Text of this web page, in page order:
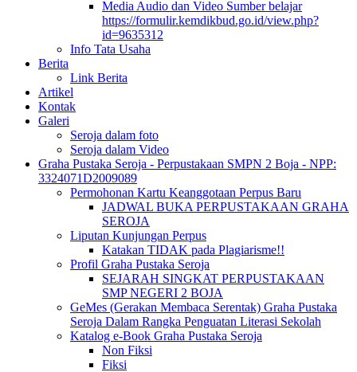
Media Audio dan Video Sumber belajar
https://formulir.kemdikbud.go.id/view.php?
id=9635312
Info Tata Usaha
Berita
Link Berita
Artikel
Kontak
Galeri
Seroja dalam foto
Seroja dalam Video
Graha Pustaka Seroja - Perpustakaan SMPN 2 Boja - NPP:
3324071D2009089
Permohonan Kartu Keanggotaan Perpus Baru
JADWAL BUKA PERPUSTAKAAN GRAHA
SEROJA
Liputan Kunjungan Perpus
Katakan TIDAK pada Plagiarisme!!
Profil Graha Pustaka Seroja
SEJARAH SINGKAT PERPUSTAKAAN
SMP NEGERI 2 BOJA
GeMes (Gerakan Membaca Serentak) Graha Pustaka
Seroja Dalam Rangka Penguatan Literasi Sekolah
Katalog e-Book Graha Pustaka Seroja
Non Fiksi
Fiksi